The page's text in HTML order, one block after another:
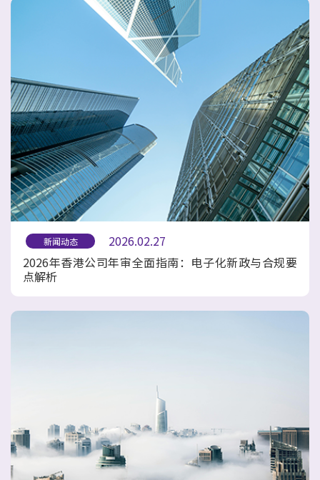
新闻动态
2026.02.27
2026年香港公司年审全面指南：电子化新政与合规要
点解析